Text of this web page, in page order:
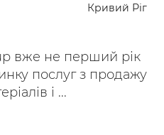
Кривий Ріг
вже не перший рік
послуг з продажу
і ...